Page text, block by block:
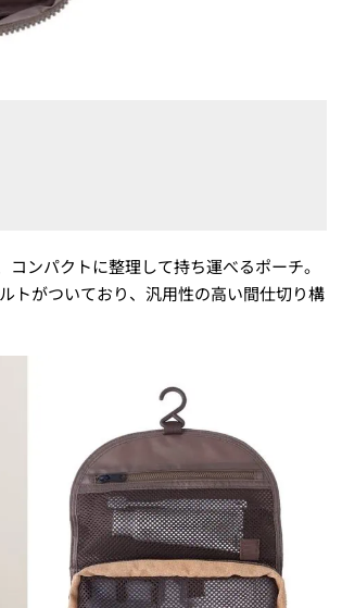
ンパクトに整理して持ち運べるポーチ。
トがついており、汎用性の高い間仕切り構